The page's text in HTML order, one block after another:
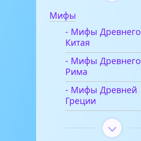
Мифы
- Мифы Древнего
Китая
- Мифы Древнего
Рима
- Мифы Древней
Греции